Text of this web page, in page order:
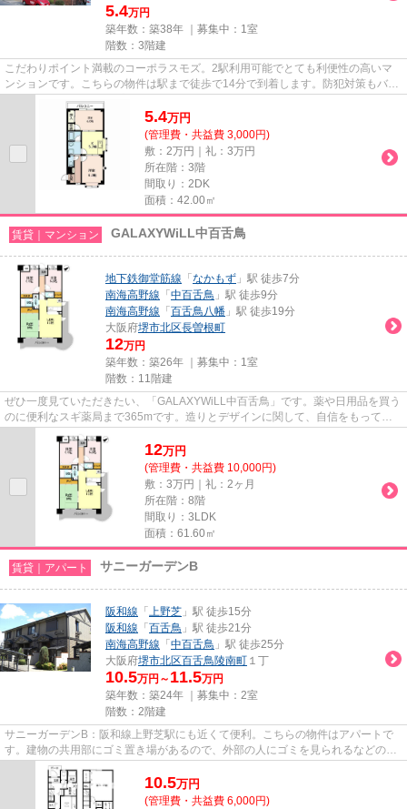
5.4万円
築年数：築38年 ｜募集中： 1室
階数：3階建
こだわりポイント満載のコーポラスモズ。2駅利用可能でとても利便性の高いマ
ンションです。こちらの物件は駅まで徒歩で14分で到着します。防犯対策もバッ
チリなマンションタイプの物件...
5.4万円
(管理費・共益費 3,000円)
敷：2万円｜礼：3万円
所在階：3階
間取り：2DK
面積：42.00㎡
賃貸｜マンション GALAXYWiLL中百舌鳥
地下鉄御堂筋線 「 なかもず 」駅 徒歩7分
南海高野線 「 中百舌鳥 」駅 徒歩9分
南海高野線 「 百舌鳥八幡 」駅 徒歩19分
大阪府堺市北区長曽根町
12万円
築年数：築26年 ｜募集中： 1室
階数：11階建
ぜひ一度見ていただきたい、「GALAXYWiLL中百舌鳥」です。薬や日用品を買う
のに便利なスギ薬局まで365mです。造りとデザインに関して、自信をもって情
報を提供できるマンションです。...
12万円
(管理費・共益費 10,000円)
敷：3万円｜礼：2ヶ月
所在階：8階
間取り：3LDK
面積：61.60㎡
賃貸｜アパート サニーガーデンB
阪和線 「 上野芝 」駅 徒歩15分
阪和線 「 百舌鳥 」駅 徒歩21分
南海高野線 「 中百舌鳥 」駅 徒歩25分
大阪府堺市北区百舌鳥陵南町 １丁
10.5万円～ 11.5万円
築年数：築24年 ｜募集中： 2室
階数：2階建
サニーガーデンB：阪和線上野芝駅にも近くて便利。こちらの物件はアパートで
す。建物の共用部にゴミ置き場があるので、外部の人にゴミを見られるなどのト
ラブル回避につながります。2...
10.5万円
(管理費・共益費 6,000円)